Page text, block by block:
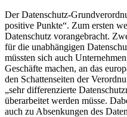
Der Datenschutz-
positive Punkte“. Zum ersten
Datenschutz vorangebracht.
für die unabhängigen
müssten sich auch
Geschäfte machen, an das
den Schattenseiten der
„sehr differenzierte
überarbeitet werden müsse.
auch zu Absenkungen des